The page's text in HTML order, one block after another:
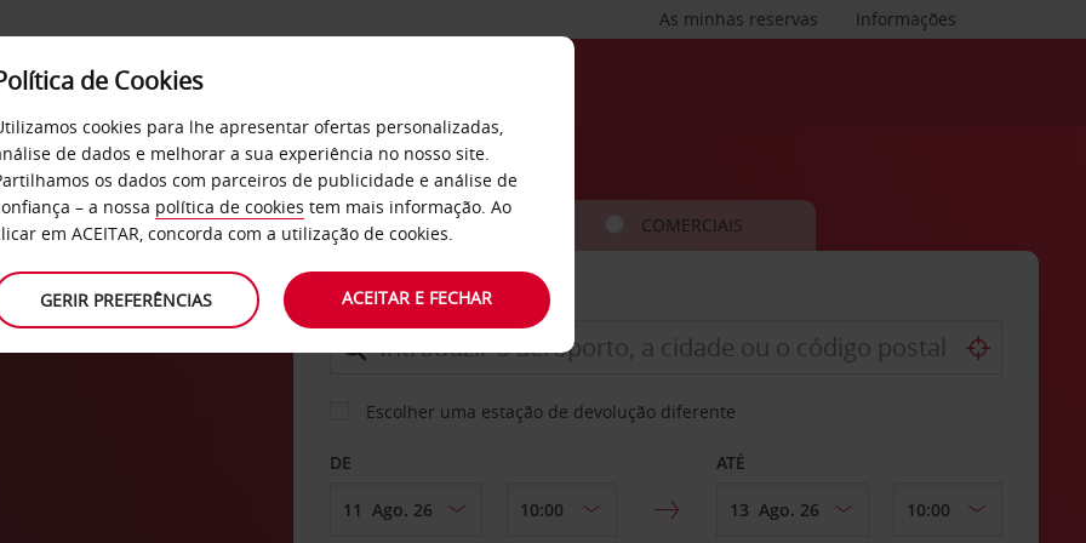
Informações
As minhas reservas
SERVIÇOS EMPRESAS
CARRO COMERCIAIS
LEVANTAR EM
Escolher uma estação de devolução diferente
DE ATÉ
de Cookies
cookies para lhe apresentar ofertas personalizadas,
de dados e melhorar a sua experiência no nosso site.
os dados com parceiros de publicidade e análise de
– a nossa política de cookies tem mais informação. Ao
em ACEITAR, concorda com a utilização de cookies.
GERIR PREFERÊNCIAS ACEITAR E FECHAR